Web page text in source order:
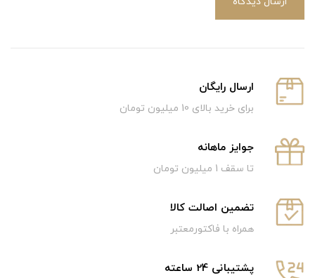
ارسال رایگان
برای خرید بالای 10 میلیون تومان
جوایز ماهانه
تا سقف 1 میلیون تومان
تضمین اصالت کالا
همراه با فاکتورمعتبر
پشتیبانی 24 ساعته